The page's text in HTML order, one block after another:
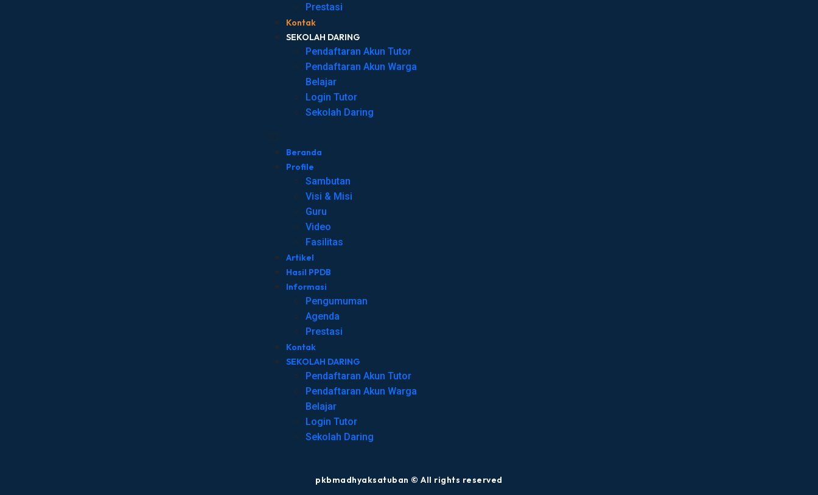
Prestasi
Kontak
SEKOLAH DARING
Pendaftaran Akun Tutor
Pendaftaran Akun Warga
Belajar
Login Tutor
Sekolah Daring
Beranda
Profile
Sambutan
Visi & Misi
Guru
Video
Fasilitas
Artikel
Hasil PPDB
Informasi
Pengumuman
Agenda
Prestasi
Kontak
SEKOLAH DARING
Pendaftaran Akun Tutor
Pendaftaran Akun Warga
Belajar
Login Tutor
Sekolah Daring
pkbmadhyaksatuban © All rights reserved